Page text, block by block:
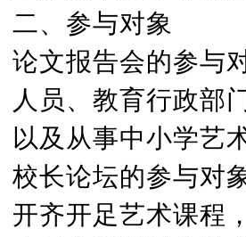
二、参与对象
论文报告会的参与
人员、教育行政部
以及从事中小学艺
校长论坛的参与对
开齐开足艺术课程